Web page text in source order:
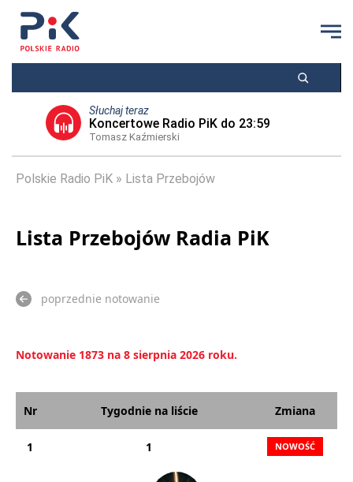
Słuchaj teraz
Koncertowe Radio PiK do 23:59
Tomasz Kaźmierski
Polskie Radio PiK Lista Przebojów
Lista Przebojów Radia PiK
poprzednie notowanie
Notowanie 1873 na 8 sierpnia 2026 roku.
Nr Tygodnie na liście Zmiana
1 1